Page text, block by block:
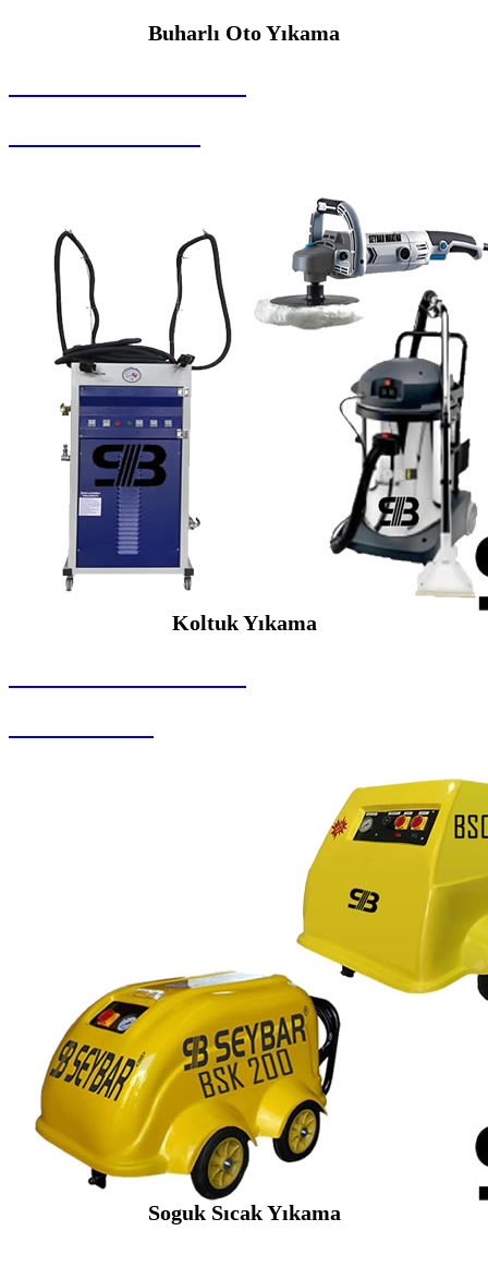
Buharlı Oto Yıkama
Koltuk Yıkama
Soguk Sıcak Yıkama